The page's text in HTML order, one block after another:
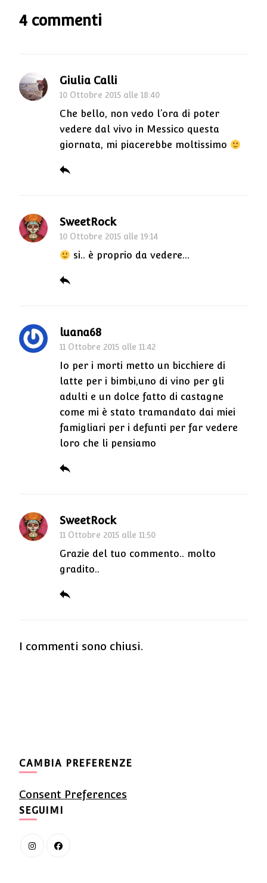
4 commenti
Giulia Calli
10 Ottobre 2015 alle 18:40
Che bello, non vedo l’ora di poter
vedere dal vivo in Messico questa
giornata, mi piacerebbe moltissimo
SweetRock
10 Ottobre 2015 alle 19:14
si.. è proprio da vedere…
luana68
11 Ottobre 2015 alle 11:42
Io per i morti metto un bicchiere di
latte per i bimbi,uno di vino per gli
adulti e un dolce fatto di castagne
come mi è stato tramandato dai miei
famigliari per i defunti per far vedere
loro che li pensiamo
SweetRock
11 Ottobre 2015 alle 11:50
Grazie del tuo commento.. molto
gradito..
I commenti sono chiusi.
CAMBIA PREFERENZE
Consent Preferences
SEGUIMI